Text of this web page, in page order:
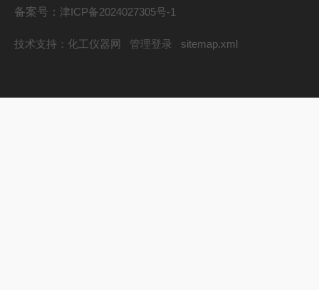
备案号： 津ICP备2024027305号-1
技术支持： 化工仪器网 管理登录 sitemap.xml